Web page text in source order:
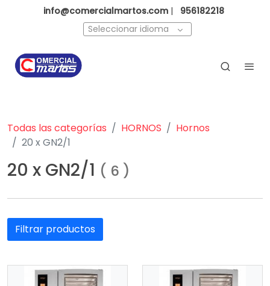
info@comercialmartos.com |
956182218
Seleccionar idioma
Todas las categorías HORNOS
Hornos
20 x GN2/1
20 x GN2/1 ( 6 )
Filtrar productos